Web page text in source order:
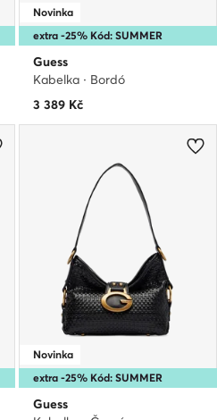
extra -25% Kód: SUMMER
Novinka
Guess
Kabelka · Bordó
3 389 Kč
extra -25% Kód: SUMMER
Novinka
Guess